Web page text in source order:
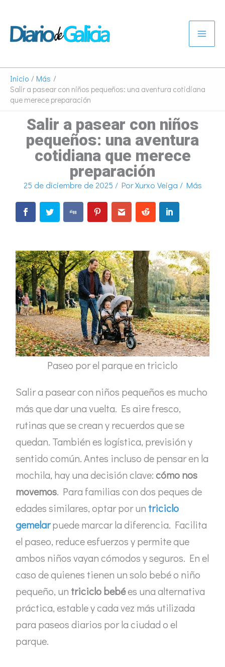
contenido
Inicio
Más
Salir a pasear con niños pequeños: una aventura cotidiana
que merece preparación
Salir a pasear con niños
pequeños: una aventura
cotidiana que merece
preparación
25 de diciembre de 2025 / PorXurxo Veiga / Más
Paseo por el parque en triciclo
Salir a pasear con niños pequeños es mucho
más que dar una vuelta. Es aire fresco,
rutinas que se crean y recuerdos que se
quedan. También es logística, previsión y
sentido común. Antes incluso de pensar en la
mochila, hay una decisión clave:cómo nos
movemos. Para familias con dos peques de
edades similares, optar por un triciclo
gemelarpuede marcar la diferencia. Facilita
el paseo, reduce esfuerzos y permite que
ambos niños vayan cómodos y seguros. En el
caso de quienes tienen un solo bebé o niño
pequeño, un triciclo bebées una alternativa
práctica, estable y cada vez más utilizada
para paseos diarios por la ciudad o el
parque.